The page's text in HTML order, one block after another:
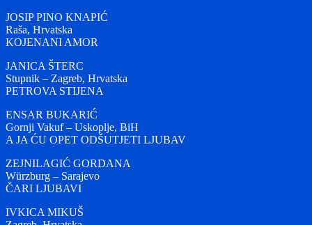
JOSIP PINO KNAPIĆ
Raša, Hrvatska
KOJENANI AMOR
JANICA ŠTERC
Stupnik – Zagreb, Hrvatska
PETROVA STIJENA
ENSAR BUKARIĆ
Gornji Vakuf – Uskoplje, BiH
A JA ĆU OPET ODŠUTJETI LJUBAV
ZEJNILAGIĆ GORDANA
Würzburg – Sarajevo
ČARI LJUBAVI
IVKICA MIKUŠ